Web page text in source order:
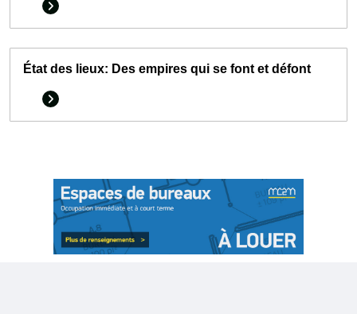
État des lieux: Des empires qui se font et défont